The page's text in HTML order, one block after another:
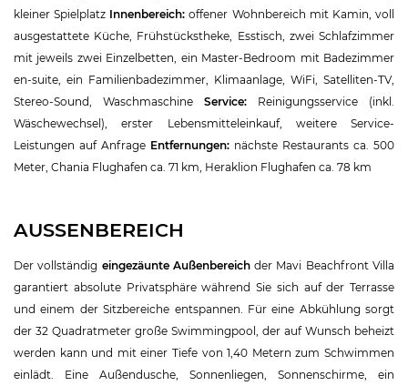
kleiner Spielplatz Innenbereich: offener Wohnbereich mit Kamin, voll
ausgestattete Küche, Frühstückstheke, Esstisch, zwei Schlafzimmer
mit jeweils zwei Einzelbetten, ein Master-Bedroom mit Badezimmer
en-suite, ein Familienbadezimmer, Klimaanlage, WiFi, Satelliten-TV,
Stereo-Sound, Waschmaschine Service: Reinigungsservice (inkl.
Wäschewechsel), erster Lebensmitteleinkauf, weitere Service-
Leistungen auf Anfrage Entfernungen: nächste Restaurants ca. 500
Meter, Chania Flughafen ca. 71 km, Heraklion Flughafen ca. 78 km
AUSSENBEREICH
Der vollständig eingezäunte Außenbereichder Mavi Beachfront Villa
garantiert absolute Privatsphäre während Sie sich auf der Terrasse
und einem der Sitzbereiche entspannen. Für eine Abkühlung sorgt
der 32 Quadratmeter große Swimmingpool, der auf Wunsch beheizt
werden kann und mit einer Tiefe von 1,40 Metern zum Schwimmen
einlädt. Eine Außendusche, Sonnenliegen, Sonnenschirme, ein